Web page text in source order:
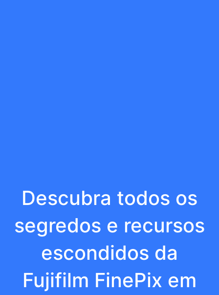
Descubra todos os
segredos e recursos
escondidos da
Fujifilm FinePix em